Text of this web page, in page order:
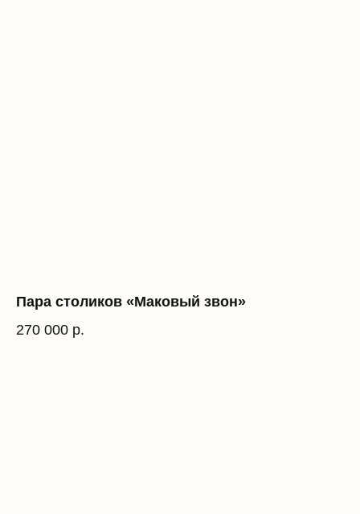
Пара столиков «Маковый звон»
270 000 р.